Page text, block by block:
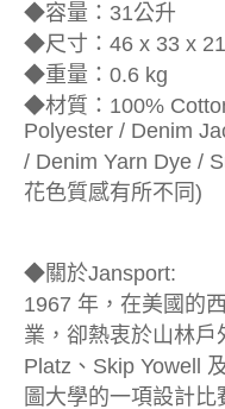
◆容量：31公升
◆尺寸：46 x 33 x
◆重量：0.6 kg
◆材質：100%
Polyester / Denim
/ Denim Yarn Dye /
花色質感有所不同)
◆關於Jansport:
1967 年，在美國的
業，卻熱衷於山林
Platz、Skip Yowell
圖大學的一項設計